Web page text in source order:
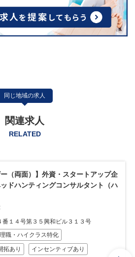
同じ地域の求人
関連求人
RELATED
【両面キャリアアドバイザー（経験
クラス向け転職支援コンサルタント
東京都港区海岸1丁目2-20 汐留ビルディン
営業職特化
年収：4,000,000円～12,000,000円